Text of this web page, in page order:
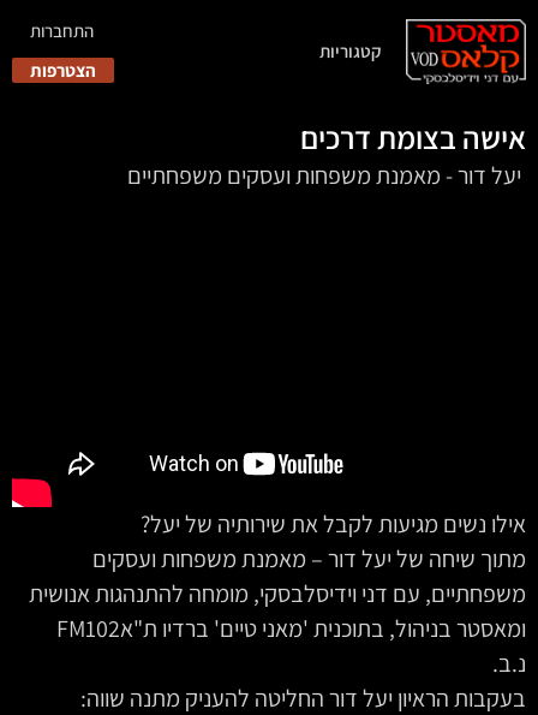
קטגוריות
התחברות
הצטרפות
אישה בצומת דרכים
‏‏‏‏‏‏‏‏‏‏‏ יעל דור - מאמנת משפחות ועסקים משפחתיים
אילו נשים מגיעות לקבל את שירותיה של יעל?
מתוך שיחה של יעל דור – מאמנת משפחות ועסקים
משפחתיים, עם דני וידיסלבסקי, מומחה להתנהגות אנושית
ומאסטר בניהול, בתוכנית 'מאני טיים' ברדיו ת"אFM102
נ.ב.
בעקבות הראיון יעל דור החליטה להעניק מתנה שווה: